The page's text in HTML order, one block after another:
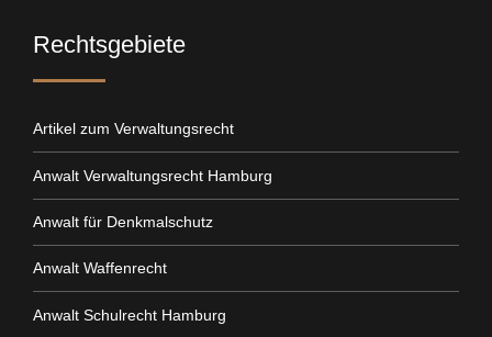
Rechtsgebiete
Artikel zum Verwaltungsrecht
Anwalt Verwaltungsrecht Hamburg
Anwalt für Denkmalschutz
Anwalt Waffenrecht
Anwalt Schulrecht Hamburg